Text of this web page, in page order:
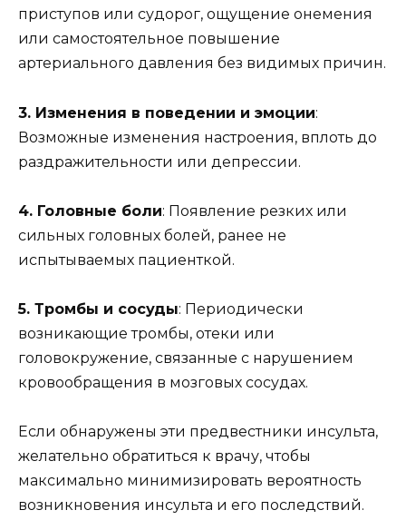
приступов или судорог, ощущение онемения
или самостоятельное повышение
артериального давления без видимых причин.
3. Изменения в поведении и эмоции:
Возможные изменения настроения, вплоть до
раздражительности или депрессии.
4. Головные боли: Появление резких или
сильных головных болей, ранее не
испытываемых пациенткой.
5. Тромбы и сосуды: Периодически
возникающие тромбы, отеки или
головокружение, связанные с нарушением
кровообращения в мозговых сосудах.
Если обнаружены эти предвестники инсульта,
желательно обратиться к врачу, чтобы
максимально минимизировать вероятность
возникновения инсульта и его последствий.